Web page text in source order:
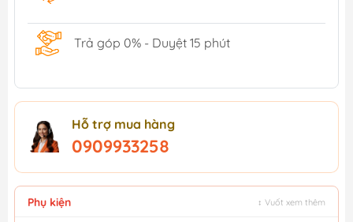
Trả góp 0% - Duyệt 15 phút
Hỗ trợ mua hàng
0909933258
Phụ kiện ↕ Vuốt xem thêm